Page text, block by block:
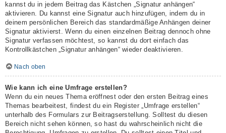
kannst du in jedem Beitrag das Kästchen „Signatur anhängen“
aktivieren. Du kannst eine Signatur auch hinzufügen, indem du in
deinem persönlichen Bereich das standardmäßige Anhängen deiner
Signatur aktivierst. Wenn du einen einzelnen Beitrag dennoch ohne
Signatur verfassen möchtest, so kannst du dort einfach das
Kontrollkästchen „Signatur anhängen“ wieder deaktivieren.
Nach oben
Wie kann ich eine Umfrage erstellen?
Wenn du ein neues Thema eröffnest oder den ersten Beitrag eines
Themas bearbeitest, findest du ein Register „Umfrage erstellen“
unterhalb des Formulars zur Beitragserstellung. Solltest du diesen
Bereich nicht sehen können, so hast du wahrscheinlich nicht die